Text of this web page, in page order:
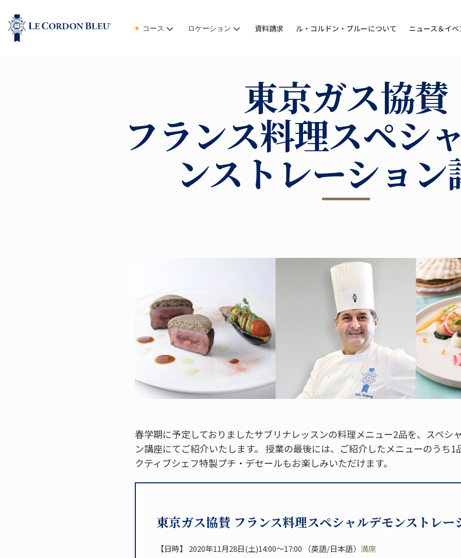
コース ロケーション 資料請求 ル・コルドン・ブルーについて ニュース＆イ
東京ガス協賛
フランス料理スペシ
ンストレーション
春学期に予定しておりましたサブリナレッスンの料理メニュー2品を、スペシ
ン講座にてご紹介いたします。 授業の最後には、ご紹介したメニューのうち1
クティブシェフ特製プチ・デセールもお楽しみいただけます。
東京ガス協賛 フランス料理スペシャルデモンストレー
【日時】 2020年11月28日(土)14:00～17:00 （英語/日本語） 満席